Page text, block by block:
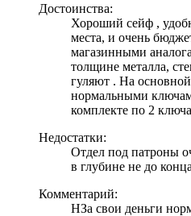
Достоинства:
Хороший сейф ,
места, и очень
магазинными
толщине металла,
гуляют . На
нормальными
комплекте по 2
Недостатки:
Отдел под патроны
в глубине не до
Комментарий:
НЗа свои деньги